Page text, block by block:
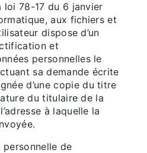
loi 78-17 du 6 janvier
aux fichiers et
dispose d’un
et
personnelles le
sa demande écrite
d’une copie du titre
du titulaire de la
à laquelle la
de